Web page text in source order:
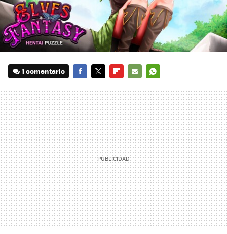
1 comentario
MAIL